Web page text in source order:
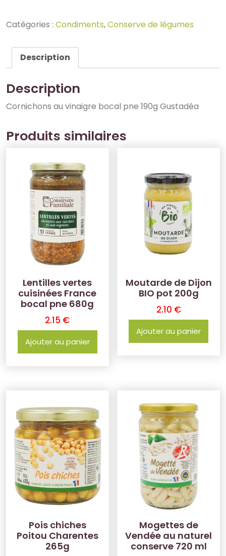
Catégories : Condiments,Conserve de légumes
Description
Description
Cornichons au vinaigre bocal pne 190g Gustadéa
Produits similaires
Lentilles vertes
cuisinées France
bocal pne 680g
2.15 €
Ajouter au panier
Moutarde de Dijon
BIO pot 200g
2.10 €
Ajouter au panier
Pois chiches
Poitou Charentes
265g
Mogettes de
Vendée au naturel
conserve 720 ml